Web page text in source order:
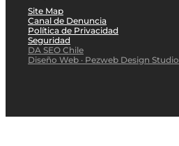
Site Map
Canal de Denuncia
Política de Privacidad
Seguridad
DA SEO Chile
Diseño Web · Pezweb Design Studio